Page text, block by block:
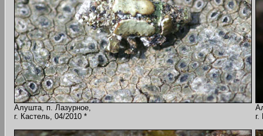
Алушта, п. Лазурное,
г. Кастель, 04/2010 *